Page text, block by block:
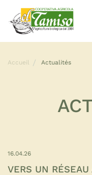
Accueil Actualités
16.04.26
VERS UN RÉSEAU